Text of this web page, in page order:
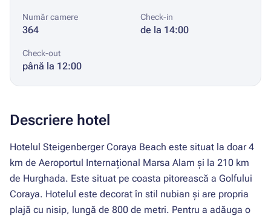
Număr camere
364
Check-in
de la 14:00
Check-out
până la 12:00
Descriere hotel
Hotelul Steigenberger Coraya Beach este situat la doar 4
km de Aeroportul Internațional Marsa Alam și la 210 km
de Hurghada. Este situat pe coasta pitorească a Golfului
Coraya. Hotelul este decorat în stil nubian și are propria
plajă cu nisip, lungă de 800 de metri. Pentru a adăuga o